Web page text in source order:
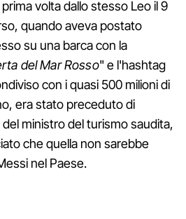
volta dallo stesso Leo il 9
quando aveva postato
su una barca con la
del Mar Rosso" e l'hashtag
con i quasi 500 milioni di
era stato preceduto di
ministro del turismo saudita,
che quella non sarebbe
nel Paese.